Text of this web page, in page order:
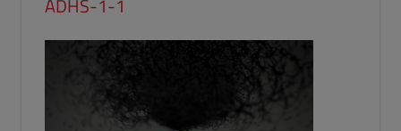
ADHS-1-1